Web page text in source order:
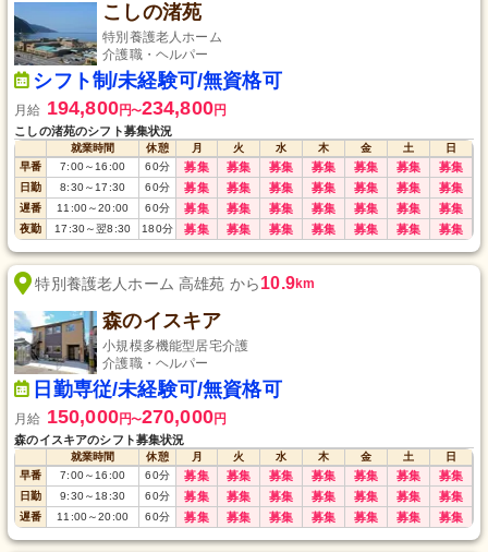
こしの渚苑
特別養護老人ホーム
介護職・ヘルパー
シフト制/未経験可/無資格可
月給 194,800円〜234,800円
こしの渚苑のシフト募集状況
就業時間 休憩 月 火 水 木 金 土
日
早番
7:00～16:00 60分 募集 募集 募集 募集 募集 募集 募集
日勤 8:30～17:30 60分 募集 募集 募集 募集 募集 募集 募集
遅番 11:00～20:00 60分 募集 募集 募集 募集 募集 募集 募集
夜勤 17:30～翌8:30 180分 募集 募集 募集 募集 募集 募集 募集
特別養護老人ホーム 高雄苑 から10.9km
森のイスキア
小規模多機能型居宅介護
介護職・ヘルパー
日勤専従/未経験可/無資格可
月給 150,000円〜270,000円
森のイスキアのシフト募集状況
就業時間 休憩 月 火 水 木 金 土
日
早番
7:00～16:00 60分 募集 募集 募集 募集 募集 募集 募集
日勤 9:30～18:30 60分 募集 募集 募集 募集 募集 募集 募集
遅番 11:00～20:00 60分 募集 募集 募集 募集 募集 募集 募集